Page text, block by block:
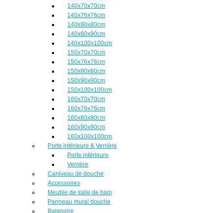
140x70x70cm
140x76x76cm
140x80x80cm
140x90x90cm
140x100x100cm
150x70x70cm
150x76x76cm
150x80x80cm
150x90x90cm
150x100x100cm
160x70x70cm
160x76x76cm
160x80x80cm
160x90x90cm
160x100x100cm
Porte intérieure & Verrière
Porte intérieure
Verrière
Caniveau de douche
Accessoires
Meuble de salle de bain
Panneau mural douche
Baignoire